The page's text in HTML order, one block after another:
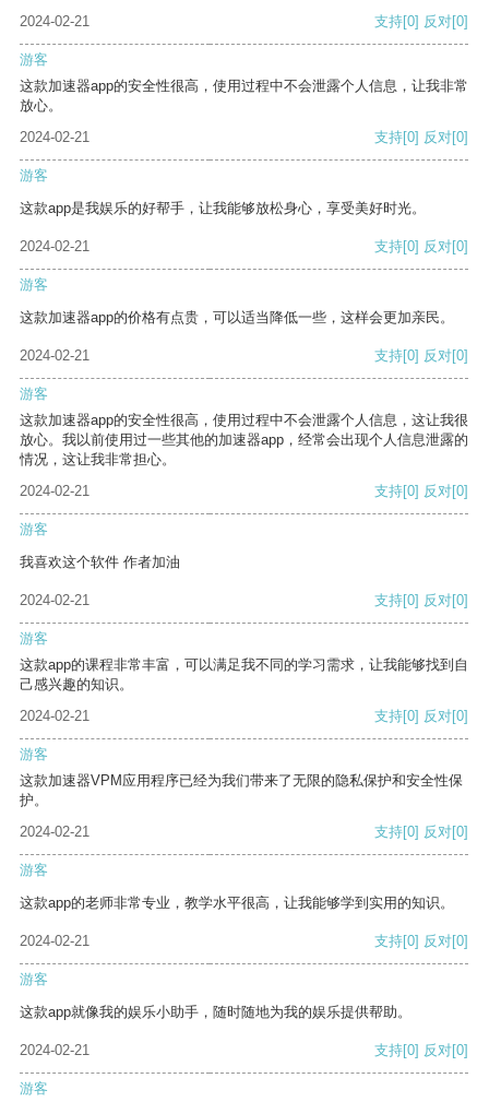
2024-02-21
支持[0] 反对[0]
游客
这款加速器app的安全性很高，使用过程中不会泄露个人信息，让我非常
放心。
2024-02-21
支持[0] 反对[0]
游客
这款app是我娱乐的好帮手，让我能够放松身心，享受美好时光。
2024-02-21 支持[0] 反对[0]
游客
这款加速器app的价格有点贵，可以适当降低一些，这样会更加亲民。
2024-02-21 支持[0] 反对[0]
游客
这款加速器app的安全性很高，使用过程中不会泄露个人信息，这让我很
放心。我以前使用过一些其他的加速器app，经常会出现个人信息泄露的
情况，这让我非常担心。
2024-02-21
支持[0] 反对[0]
游客
我喜欢这个软件 作者加油
2024-02-21 支持[0] 反对[0]
游客
这款app的课程非常丰富，可以满足我不同的学习需求，让我能够找到自
己感兴趣的知识。
2024-02-21
支持[0] 反对[0]
游客
这款加速器VPM应用程序已经为我们带来了无限的隐私保护和安全性保
护。
2024-02-21
支持[0] 反对[0]
游客
这款app的老师非常专业，教学水平很高，让我能够学到实用的知识。
2024-02-21 支持[0] 反对[0]
游客
这款app就像我的娱乐小助手，随时随地为我的娱乐提供帮助。
2024-02-21 支持[0] 反对[0]
游客